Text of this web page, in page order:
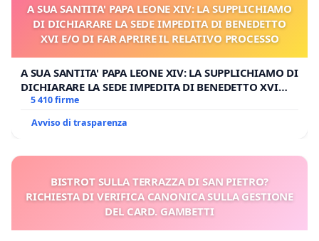
A SUA SANTITA' PAPA LEONE XIV: LA SUPPLICHIAMO
DI DICHIARARE LA SEDE IMPEDITA DI BENEDETTO
XVI E/O DI FAR APRIRE IL RELATIVO PROCESSO
A SUA SANTITA' PAPA LEONE XIV: LA SUPPLICHIAMO DI
DICHIARARE LA SEDE IMPEDITA DI BENEDETTO XVI
E/O DI FAR APRIRE IL RELATIVO PROCESSO
5 410 firme
Avviso di trasparenza
BISTROT SULLA TERRAZZA DI SAN PIETRO?
RICHIESTA DI VERIFICA CANONICA SULLA GESTIONE
DEL CARD. GAMBETTI